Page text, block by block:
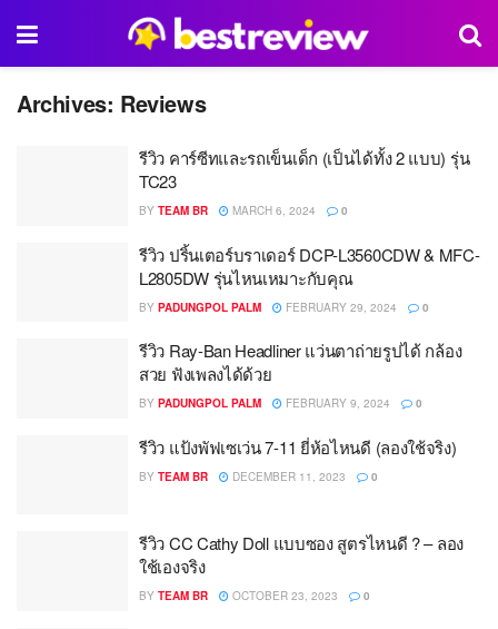
Archives: Reviews
รีวิว คาร์ซีทและรถเข็นเด็ก (เป็นได้ทั้ง 2 แบบ) รุ่น
TC23
BY TEAM BR MARCH 6, 2024 0
รีวิว ปริ้นเตอร์บราเดอร์ DCP-L3560CDW & MFC-
L2805DW รุ่นไหนเหมาะกับคุณ
BY PADUNGPOL PALM FEBRUARY 29, 2024 0
รีวิว Ray-Ban Headliner แว่นตาถ่ายรูปได้ กล้อง
สวย ฟังเพลงได้ด้วย
BY PADUNGPOL PALM FEBRUARY 9, 2024 0
รีวิว แป้งพัฟเซเว่น 7-11 ยี่ห้อไหนดี (ลองใช้จริง)
BY TEAM BR DECEMBER 11, 2023 0
รีวิว CC Cathy Doll แบบซอง สูตรไหนดี ? – ลอง
ใช้เองจริง
BY TEAM BR OCTOBER 23, 2023 0